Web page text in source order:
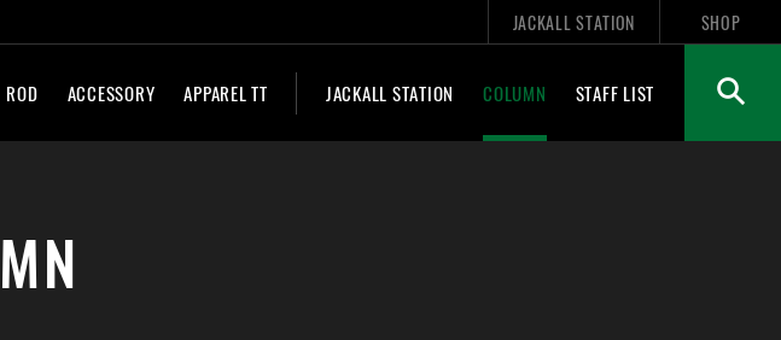
JACKALL STATION SHOP
ROD ACCESSORY APPAREL TT JACKALL STATION COLUMN STAFF LIST